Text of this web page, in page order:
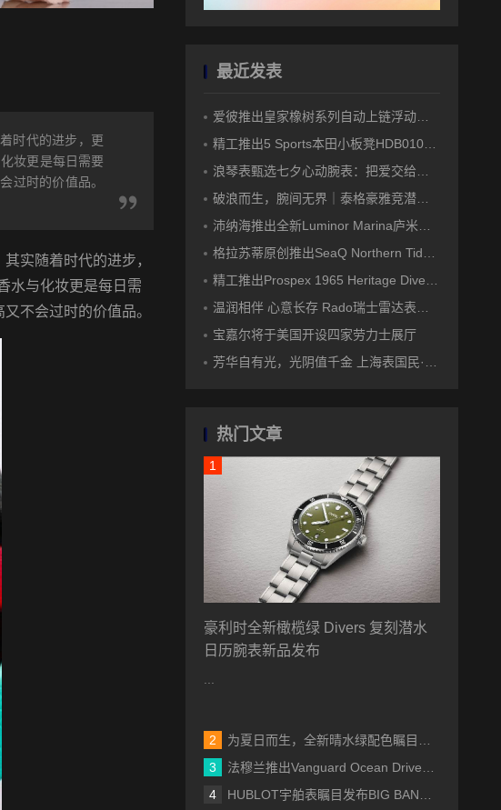
时代的进步，更
妆更是每日需要
过时的价值品。
实随着时代的进步，
水与化妆更是每日需
不会过时的价值品。
最近发表
爱彼推出皇家橡树系列自动上链浮动式陀飞轮“夜色蓝，云50”陶瓷腕表
精工推出5 Sports本田小板凳HDB010限量版腕表
浪琴表甄选七夕心动腕表：把爱交给时间
破浪而生，腕间无界｜泰格豪雅竞潜系列腕表焕新登场
沛纳海推出全新Luminor Marina庐米诺系列腕表PAM01707 标志性设计融合高科技材质
格拉苏蒂原创推出SeaQ Northern Tide和SeaQ大日历Northern Tide限量版腕表
精工推出Prospex 1965 Heritage Diver HBC010限量版腕表
温润相伴 心意长存 Rado瑞士雷达表甄选七夕腕表臻礼
宝嘉尔将于美国开设四家劳力士展厅
芳华自有光，光阴值千金 上海表国民·千金系列为女性光芒加冕
热门文章
豪利时全新橄榄绿 Divers 复刻潜水
日历腕表新品发布
为夏日而生，全新晴水绿配色瞩目登场 IWC万国表工程师系列自动腕表35发布新作
法穆兰推出Vanguard Ocean Drive限量版腕表
HUBLOT宇舶表瞩目发布BIG BANG蓝宝石天蓝色腕表